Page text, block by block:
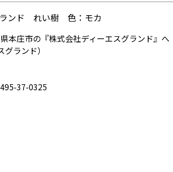
ンド れい樹 色：モカ
本庄市の『株式会社ディーエスグランド』へ
ランド）
37-0325